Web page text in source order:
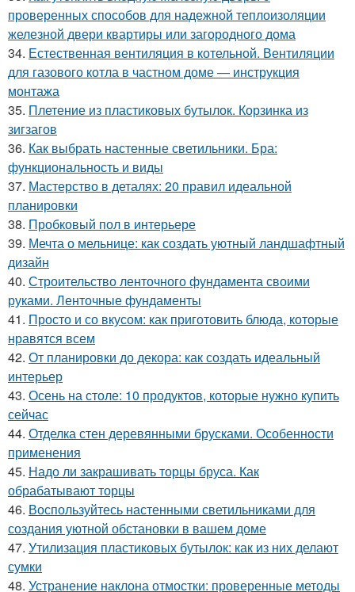
проверенных способов для надежной теплоизоляции
железной двери квартиры или загородного дома
34. Естественная вентиляция в котельной. Вентиляции
для газового котла в частном доме — инструкция
монтажа
35. Плетение из пластиковых бутылок. Корзинка из
зигзагов
36. Как выбрать настенные светильники. Бра:
функциональность и виды
37. Мастерство в деталях: 20 правил идеальной
планировки
38. Пробковый пол в интерьере
39. Мечта о мельнице: как создать уютный ландшафтный
дизайн
40. Строительство ленточного фундамента своими
руками. Ленточные фундаменты
41. Просто и со вкусом: как приготовить блюда, которые
нравятся всем
42. От планировки до декора: как создать идеальный
интерьер
43. Осень на столе: 10 продуктов, которые нужно купить
сейчас
44. Отделка стен деревянными брусками. Особенности
применения
45. Надо ли закрашивать торцы бруса. Как
обрабатывают торцы
46. Воспользуйтесь настенными светильниками для
создания уютной обстановки в вашем доме
47. Утилизация пластиковых бутылок: как из них делают
сумки
48. Устранение наклона отмостки: проверенные методы